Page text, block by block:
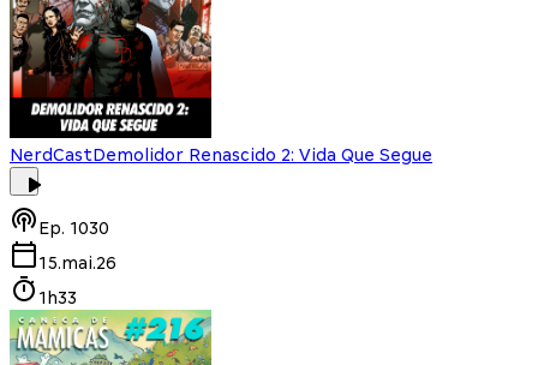
NerdCastDemolidor Renascido 2: Vida Que Segue
Ep. 1030
15.mai.26
1h33